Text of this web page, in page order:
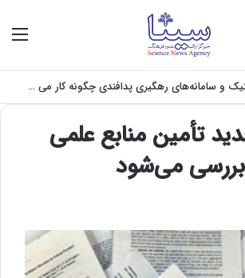
موشک‌های بالستیک و سامانه‌های رهگیری پدافندی چگونه کار می کنند؟
تأمین منابع علمی
بررسی می‌شود